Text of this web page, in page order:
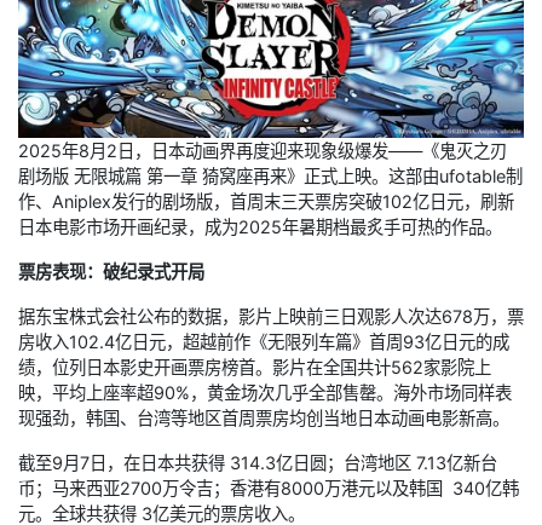
2025年8月2日，日本动画界再度迎来现象级爆发——《鬼灭之刃
剧场版 无限城篇 第一章 猗窝座再来》正式上映。这部由ufotable制
作、Aniplex发行的剧场版，首周末三天票房突破102亿日元，刷新
日本电影市场开画纪录，成为2025年暑期档最炙手可热的作品。
票房表现：破纪录式开局
据东宝株式会社公布的数据，影片上映前三日观影人次达678万，票
房收入102.4亿日元，超越前作《无限列车篇》首周93亿日元的成
绩，位列日本影史开画票房榜首。影片在全国共计562家影院上
映，平均上座率超90%，黄金场次几乎全部售罄。海外市场同样表
现强劲，韩国、台湾等地区首周票房均创当地日本动画电影新高。
截至9月7日，在日本共获得 314.3亿日圆；台湾地区 7.13亿新台
币；马来西亚2700万令吉；香港有8000万港元以及韩国 340亿韩
元。全球共获得 3亿美元的票房收入。